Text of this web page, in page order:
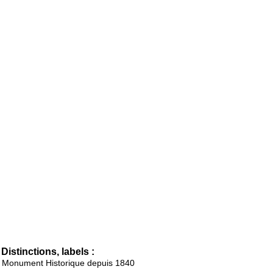
Distinctions, labels :
Monument Historique depuis 1840